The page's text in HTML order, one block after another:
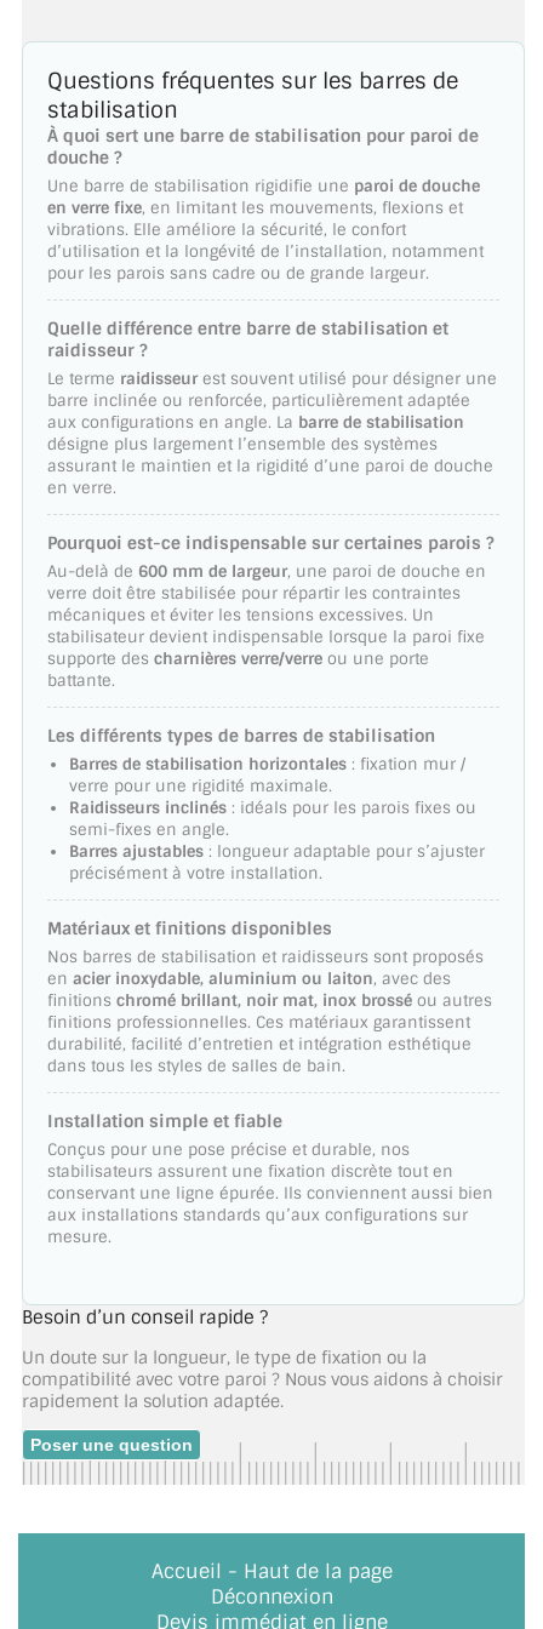
Questions fréquentes sur les barres de
stabilisation
À quoi sert une barre de stabilisation pour paroi de
douche ?
Une barre de stabilisation rigidifie une paroi de douche
en verre fixe, en limitant les mouvements, flexions et
vibrations. Elle améliore la sécurité, le confort
d’utilisation et la longévité de l’installation, notamment
pour les parois sans cadre ou de grande largeur.
Quelle différence entre barre de stabilisation et
raidisseur ?
Le terme raidisseurest souvent utilisé pour désigner une
barre inclinée ou renforcée, particulièrement adaptée
aux configurations en angle. La barre de stabilisation
désigne plus largement l’ensemble des systèmes
assurant le maintien et la rigidité d’une paroi de douche
en verre.
Pourquoi est-ce indispensable sur certaines parois ?
Au-delà de 600 mm de largeur, une paroi de douche en
verre doit être stabilisée pour répartir les contraintes
mécaniques et éviter les tensions excessives. Un
stabilisateur devient indispensable lorsque la paroi fixe
supporte des charnières verre/verre ou une porte
battante.
Les différents types de barres de stabilisation
Barres de stabilisation horizontales : fixation mur /
verre pour une rigidité maximale.
Raidisseurs inclinés : idéals pour les parois fixes ou
semi-fixes en angle.
Barres ajustables : longueur adaptable pour s’ajuster
précisément à votre installation.
Matériaux et finitions disponibles
Nos barres de stabilisation et raidisseurs sont proposés
en acier inoxydable, aluminium ou laiton, avec des
finitions chromé brillant, noir mat, inox brossé ou autres
finitions professionnelles. Ces matériaux garantissent
durabilité, facilité d’entretien et intégration esthétique
dans tous les styles de salles de bain.
Installation simple et fiable
Conçus pour une pose précise et durable, nos
stabilisateurs assurent une fixation discrète tout en
conservant une ligne épurée. Ils conviennent aussi bien
aux installations standards qu’aux configurations sur
mesure.
Besoin d’un conseil rapide ?
Un doute sur la longueur, le type de fixation ou la
compatibilité avec votre paroi ? Nous vous aidons à choisir
rapidement la solution adaptée.
Poser une question
Accueil - Haut de la page
Déconnexion
Devis immédiat en ligne